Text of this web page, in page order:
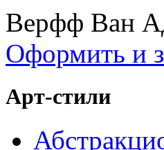
Верфф Ван
Оформить и
Арт-стили